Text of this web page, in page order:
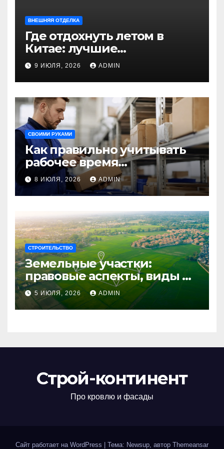
ВНЕШНЯЯ ОТДЕЛКА
Где отдохнуть летом в
Китае: лучшие
направления для
незабываемого
путешествия
9 ИЮЛЯ, 2026 ADMIN
СВОИМИ РУКАМИ
Как правильно учитывать
рабочее время
сотрудников: советы для
бизнеса
8 ИЮЛЯ, 2026 ADMIN
СТРОИТЕЛЬСТВО
Земельные участки:
правовые аспекты, виды и
возможности
использования
5 ИЮЛЯ, 2026 ADMIN
Строй-континент
Про кровлю и фасады
Сайт работает на WordPress Тема: Newsup, автор Themeansar